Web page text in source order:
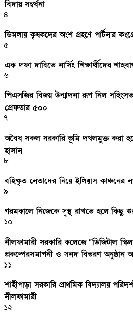
বিদায় সম্বর্ধনা
৪
ডিমলায় কৃষকদের অংশ গ্রহণে পার্টনার
৫
এক দফা দাবিতে নার্সিং শিক্ষার্থীদের
৬
পিএসজির বিজয় উন্মাদনা রূপ নিল
গ্রেফতার ৫০০
৭
অবৈধ সকল সরকারি ভূমি দখলমুক্ত করা
হাসান
৮
বহিষ্কৃত নেতাদের নিয়ে ইলিয়াস
৯
গরমকালে নিজেকে সুস্থ রাখতে হলে কিছু
১০
নীলফামারী সরকারি কলেজে “ডিজিটাল
প্রকল্পেরসমাপনী ও সনদ বিতরণ অনুষ্ঠান
১১
শাহীপাড়া সরকারি প্রাথমিক বিদ্যালয়
নীলফামারী
১২